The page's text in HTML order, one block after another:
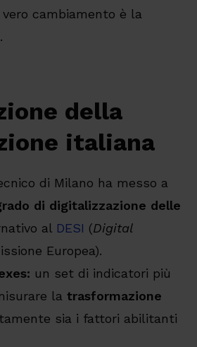
cambiamento è la
della
italiana
di Milano ha messo a
di digitalizzazione delle
al DESI (Digital
Europea).
un set di indicatori più
la trasformazione
sia i fattori abilitanti